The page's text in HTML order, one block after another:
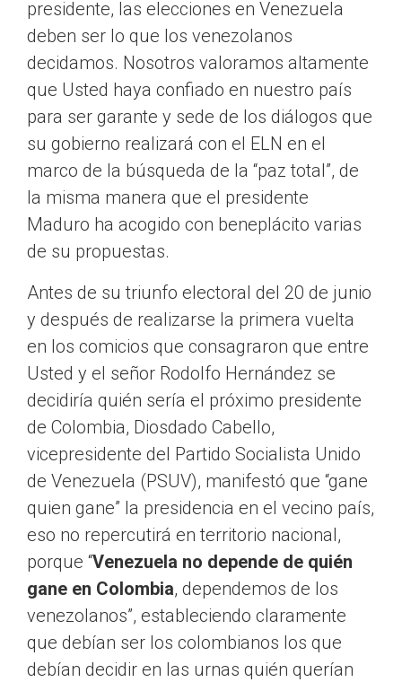
presidente, las elecciones en Venezuela
deben ser lo que los venezolanos
decidamos. Nosotros valoramos altamente
que Usted haya confiado en nuestro país
para ser garante y sede de los diálogos que
su gobierno realizará con el ELN en el
marco de la búsqueda de la “paz total”, de
la misma manera que el presidente
Maduro ha acogido con beneplácito varias
de su propuestas.
Antes de su triunfo electoral del 20 de junio
y después de realizarse la primera vuelta
en los comicios que consagraron que entre
Usted y el señor Rodolfo Hernández se
decidiría quién sería el próximo presidente
de Colombia, Diosdado Cabello,
vicepresidente del Partido Socialista Unido
de Venezuela (PSUV), manifestó que “gane
quien gane” la presidencia en el vecino país,
eso no repercutirá en territorio nacional,
porque “Venezuela no depende de quién
gane en Colombia, dependemos de los
venezolanos”, estableciendo claramente
que debían ser los colombianos los que
debían decidir en las urnas quién querían